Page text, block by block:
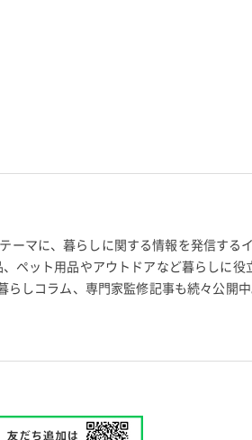
ーマに、暮らしに関する情報を発信する
ペット用品やアウトドアなど暮らしに役
しコラム、専門家監修記事も続々公開中